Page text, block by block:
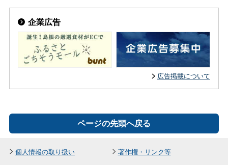
企業広告
広告掲載について
ページの先頭へ戻る
個人情報の取り扱い
著作権・リンク等